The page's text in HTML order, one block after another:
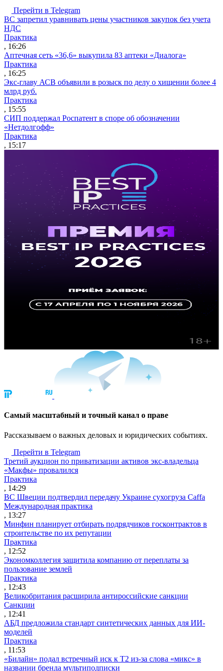
Перейти в Telegram
ВС запретил уравнивать цены участников закупок без учета
НДС
Практика
, 16:26
Аптечная сеть «36,6» выкупила 83 аптеки «Диалога»
Практика
, 16:25
Экс-главу АСВ объявили в розыск по делу о хищении более 4
млрд руб.
Практика
, 15:55
СИП поддержал Роспатент в споре об обозначении
«Нетдолгофф»
Практика
, 15:17
Cамый масштабный и точный канал о праве
Рассказываем о важных деловых и юридических событиях.
Перейти в Telegram
Третий аукцион по приватизации активов экс-владельца
«Макфы» провалился
Практика
, 14:29
ВС Швеции подтвердил передачу Украине сухогруза Caffa
Международная практика
, 13:27
Минфин планирует отбирать подрядчиков госконтрактов в
строительстве по их репутации
Практика
, 12:52
Экономколлегия защитила компанию от переплаты за
пользование землей
Практика
, 12:43
Великобритания расширила антироссийские санкции
Санкции
, 12:41
АБД предложила стандарт синтетических данных для ИИ-
моделей
Практика
, 11:53
«Билайн» подал встречный иск к Т2 из-за слова «микс» в
названии бренда мультиподписки